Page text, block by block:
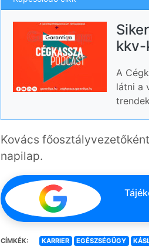
kkv-
A
látni a
Kovács
napilap.
CÍMKÉK: KARRIER EGÉSZSÉGÜGY